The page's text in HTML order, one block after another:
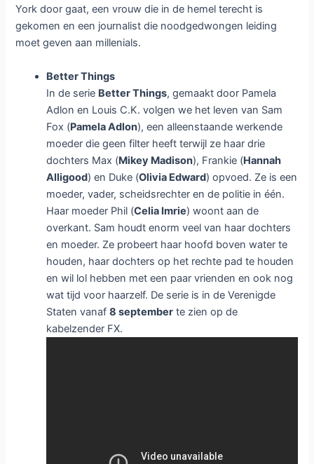
York door gaat, een vrouw die in de hemel terecht is
gekomen en een journalist die noodgedwongen leiding
moet geven aan millenials.
Better Things
In de serie Better Things, gemaakt door Pamela
Adlon en Louis C.K. volgen we het leven van Sam
Fox (Pamela Adlon), een alleenstaande werkende
moeder die geen filter heeft terwijl ze haar drie
dochters Max (Mikey Madison), Frankie (Hannah
Alligood) en Duke (Olivia Edward) opvoed. Ze is een
moeder, vader, scheidsrechter en de politie in één.
Haar moeder Phil (Celia Imrie) woont aan de
overkant. Sam houdt enorm veel van haar dochters
en moeder. Ze probeert haar hoofd boven water te
houden, haar dochters op het rechte pad te houden
en wil lol hebben met een paar vrienden en ook nog
wat tijd voor haarzelf. De serie is in de Verenigde
Staten vanaf8 september te zien op de
kabelzender FX.